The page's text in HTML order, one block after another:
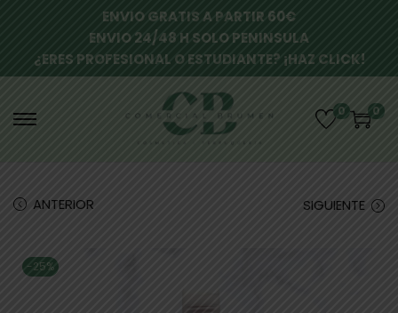
ENVIO GRATIS A PARTIR 60€
ENVIO 24/48 H SOLO PENINSULA
¿ERES PROFESIONAL O ESTUDIANTE? ¡HAZ CLICK!
0 0
ANTERIOR SIGUIENTE
-25%